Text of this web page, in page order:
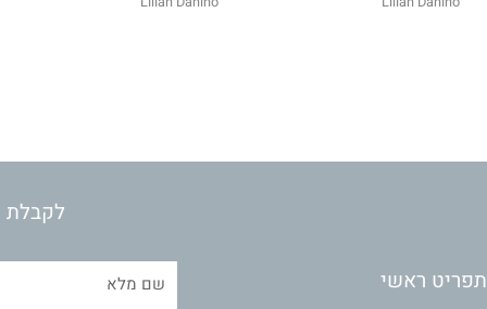
תפריט ראשי
לקבלת